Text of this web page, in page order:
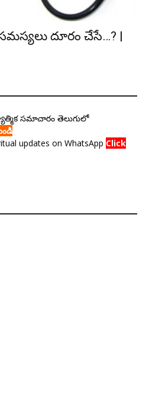
దూరం చేసే…? |
సమాచారం తెలుగులో
updates on WhatsApp Click